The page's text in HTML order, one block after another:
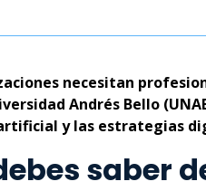
necesitan
Andrés Bello
y las estrategias
saber